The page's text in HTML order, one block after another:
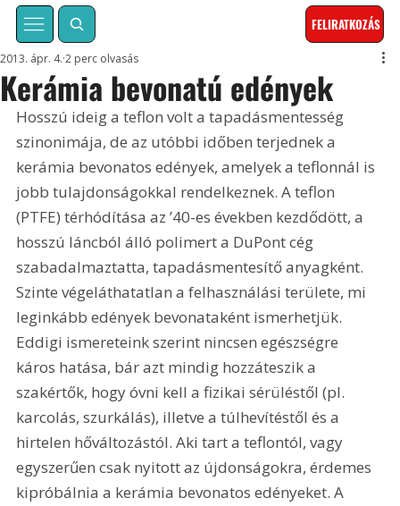
FELIRATKOZÁS
Kerámia bevonatú edények
2013. ápr. 4. 2 perc olvasás
Hosszú ideig a teflon volt a tapadásmentesség
szinonimája, de az utóbbi időben terjednek a
kerámia bevonatos edények, amelyek a teflonnál is
jobb tulajdonságokkal rendelkeznek. A teflon
(PTFE) térhódítása az ’40-es években kezdődött, a
hosszú láncból álló polimert a DuPont cég
szabadalmaztatta, tapadásmentesítő anyagként.
Szinte végeláthatatlan a felhasználási területe, mi
leginkább edények bevonataként ismerhetjük.
Eddigi ismereteink szerint nincsen egészségre
káros hatása, bár azt mindig hozzáteszik a
szakértők, hogy óvni kell a fizikai sérüléstől (pl.
karcolás, szurkálás), illetve a túlhevítéstől és a
hirtelen hőváltozástól. Aki tart a teflontól, vagy
egyszerűen csak nyitott az újdonságokra, érdemes
kipróbálnia a kerámia bevonatos edényeket. A